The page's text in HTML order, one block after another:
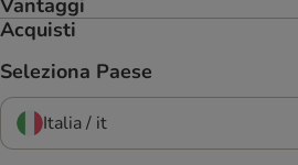
Acquisti
Seleziona Paese
Italia / it